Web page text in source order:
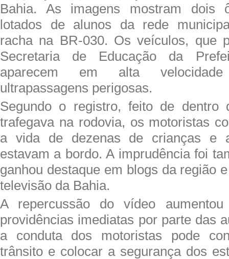
Bahia. As imagens mostram dois
lotados de alunos da rede
racha na BR-030. Os veículos, que
Secretaria de Educação da
aparecem em alta
ultrapassagens perigosas.
Segundo o registro, feito de dentro
trafegava na rodovia, os motoristas
a vida de dezenas de crianças e
estavam a bordo. A imprudência foi
ganhou destaque em blogs da região
televisão da Bahia.
A repercussão do vídeo
providências imediatas por parte das
a conduta dos motoristas pode
trânsito e colocar a segurança dos